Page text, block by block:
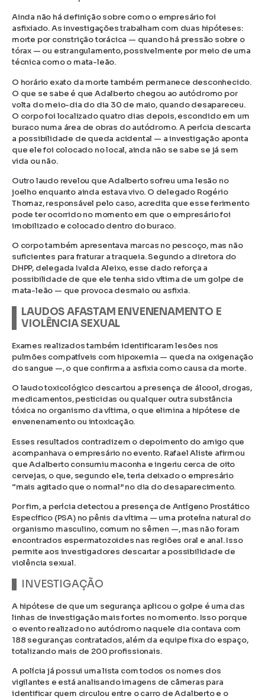
Ainda não há definição sobre como o empresário foi
asfixiado. As investigações trabalham com duas hipóteses:
morte por constrição torácica — quando há pressão sobre o
tórax — ou estrangulamento, possivelmente por meio de uma
técnica como o mata-leão.
O horário exato da morte também permanece desconhecido.
O que se sabe é que Adalberto chegou ao autódromo por
volta do meio-dia do dia 30 de maio, quando desapareceu.
O corpo foi localizado quatro dias depois, escondido em um
buraco numa área de obras do autódromo. A perícia descarta
a possibilidade de queda acidental — a investigação aponta
que ele foi colocado no local, ainda não se sabe se já sem
vida ou não.
Outro laudo revelou que Adalberto sofreu uma lesão no
joelho enquanto ainda estava vivo. O delegado Rogério
Thomaz, responsável pelo caso, acredita que esse ferimento
pode ter ocorrido no momento em que o empresário foi
imobilizado e colocado dentro do buraco.
O corpo também apresentava marcas no pescoço, mas não
suficientes para fraturar a traqueia. Segundo a diretora do
DHPP, delegada Ivalda Aleixo, esse dado reforça a
possibilidade de que ele tenha sido vítima de um golpe de
mata-leão — que provoca desmaio ou asfixia.
LAUDOS AFASTAM ENVENENAMENTO E
VIOLÊNCIA SEXUAL
Exames realizados também identificaram lesões nos
pulmões compatíveis com hipoxemia — queda na oxigenação
do sangue —, o que confirma a asfixia como causa da morte.
O laudo toxicológico descartou a presença de álcool, drogas,
medicamentos, pesticidas ou qualquer outra substância
tóxica no organismo da vítima, o que elimina a hipótese de
envenenamento ou intoxicação.
Esses resultados contradizem o depoimento do amigo que
acompanhava o empresário no evento. Rafael Aliste afirmou
que Adalberto consumiu maconha e ingeriu cerca de oito
cervejas, o que, segundo ele, teria deixado o empresário
“mais agitado que o normal” no dia do desaparecimento.
Por fim, a perícia detectou a presença de Antígeno Prostático
Específico (PSA) no pênis da vítima — uma proteína natural do
organismo masculino, comum no sêmen —, mas não foram
encontrados espermatozoides nas regiões oral e anal. Isso
permite aos investigadores descartar a possibilidade de
violência sexual.
INVESTIGAÇÃO
A hipótese de que um segurança aplicou o golpe é uma das
linhas de investigação mais fortes no momento. Isso porque
o evento realizado no autódromo naquele dia contava com
188 seguranças contratados, além da equipe fixa do espaço,
totalizando mais de 200 profissionais.
A polícia já possui uma lista com todos os nomes dos
vigilantes e está analisando imagens de câmeras para
identificar quem circulou entre o carro de Adalberto e o